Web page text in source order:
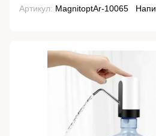
Артикул: MagnitoptAr-10065